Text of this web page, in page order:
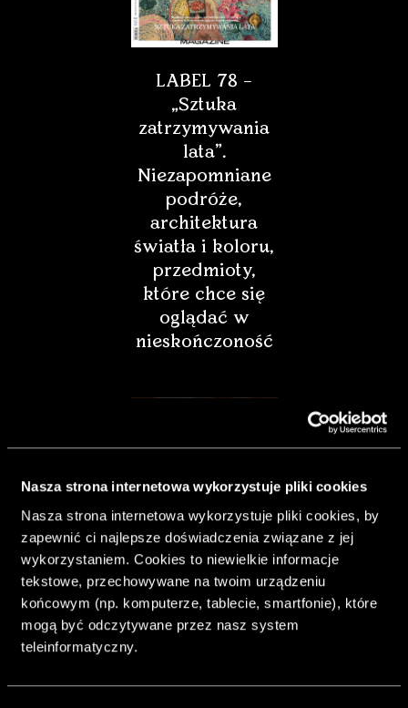
Nasza strona internetowa wykorzystuje pliki cookies
Nasza strona internetowa wykorzystuje pliki cookies, by
zapewnić ci najlepsze doświadczenia związane z jej
wykorzystaniem. Cookies to niewielkie informacje
tekstowe, przechowywane na twoim urządzeniu
końcowym (np. komputerze, tablecie, smartfonie), które
mogą być odczytywane przez nasz system
teleinformatyczny.
LABEL 78 –
„Sztuka
zatrzymywania
lata”.
Niezapomniane
podróże,
architektura
światła i koloru,
przedmioty,
które chce się
oglądać w
nieskończoność
& Living 40.
„Dom bardziej
Twój. Odważ się
urządzić go